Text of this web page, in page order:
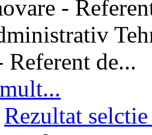
-
de...
Rezultat